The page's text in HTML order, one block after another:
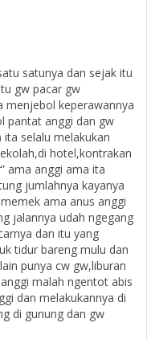
satunya dan sejak itu
gw pacar gw
menjebol keperawannya
pantat anggi dan gw
selalu melakukan
hotel,kontrakan
ama anggi ama ita
jumlahnya kayanya
ama anus anggi
jalannya udah ngegang
dan itu yang
tidur bareng mulu dan
punya cw gw,liburan
malah ngentot abis
dan melakukannya di
di gunung dan gw